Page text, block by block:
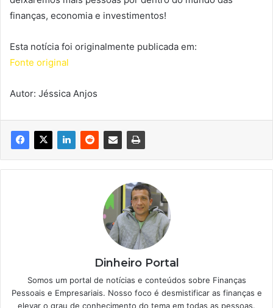
finanças, economia e investimentos!
Esta notícia foi originalmente publicada em:
Fonte original
Autor: Jéssica Anjos
Dinheiro Portal
Somos um portal de notícias e conteúdos sobre Finanças
Pessoais e Empresariais. Nosso foco é desmistificar as finanças e
elevar o grau de conhecimento do tema em todas as pessoas.